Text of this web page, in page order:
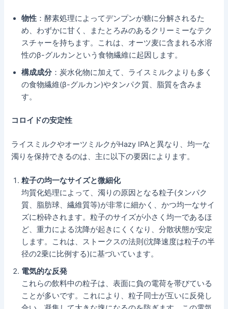
物性 ：酵素処理によってデンプンが糖に分解されるた
め、わずかに甘く、またとろみのあるクリーミーなテク
スチャーを持ちます。これは、オーツ麦に含まれる水溶
性のβ-グルカンという食物繊維に起因します。
構成成分 ：炭水化物に加えて、ライスミルクよりも多く
の食物繊維(β-グルカン)やタンパク質、脂質を含みま
す。
コロイドの安定性
ライスミルクやオーツミルクがHazy IPAと異なり、均一な
濁りを保持できるのは、主に以下の要因によります。
粒子の均一なサイズと微細化
均質化処理によって、濁りの原因となる粒子(タンパク
質、脂肪球、繊維質等)が非常に細かく、かつ均一なサイ
ズに粉砕されます。粒子のサイズが小さく均一であるほ
ど、重力による沈降が起きにくくなり、分散状態が安定
します。これは、ストークスの法則(沈降速度は粒子の半
径の2乗に比例する)に基づいています。
電気的な反発
これらの飲料中の粒子は、表面に負の電荷を帯びている
ことが多いです。これにより、粒子同士が互いに反発し